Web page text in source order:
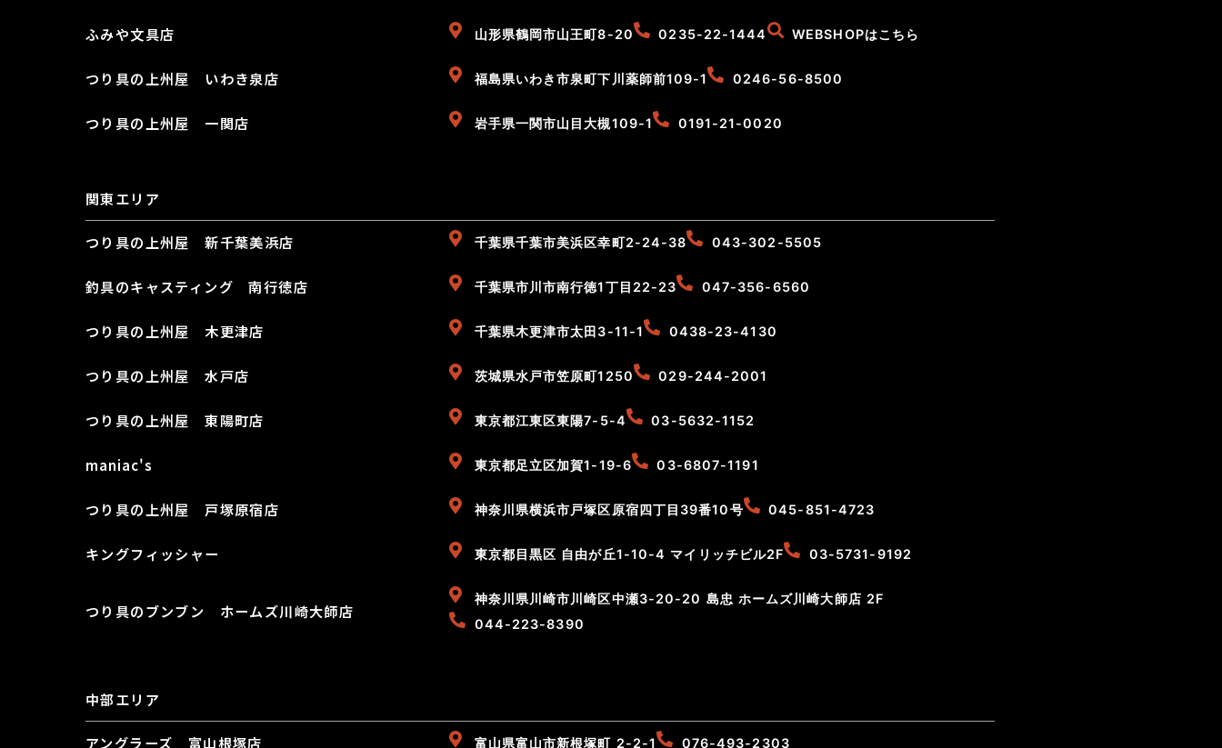
ふみや文具店 山形県鶴岡市山王町8-20 0235-22-1444 WEBSHOPはこちら
つり具の上州屋 いわき泉店 福島県いわき市泉町下川薬師前109-1 0246-56-8500
つり具の上州屋 一関店 岩手県一関市山目大槻109-1 0191-21-0020
関東エリア
つり具の上州屋 新千葉美浜店 千葉県千葉市美浜区幸町2-24-38 043-302-5505
釣具のキャスティング 南行徳店 千葉県市川市南行徳1丁目22-23 047-356-6560
つり具の上州屋 木更津店 千葉県木更津市太田3-11-1 0438-23-4130
つり具の上州屋 水戸店 茨城県水戸市笠原町1250 029-244-2001
つり具の上州屋 東陽町店 東京都江東区東陽7-5-4 03-5632-1152
maniac's 東京都足立区加賀1-19-6 03-6807-1191
つり具の上州屋 戸塚原宿店 神奈川県横浜市戸塚区原宿四丁目39番10号 045-851-4723
キングフィッシャー 東京都目黒区 自由が丘1-10-4 マイリッチビル2F 03-5731-9192
つり具のブンブン ホームズ川崎大師店
神奈川県川崎市川崎区中瀬3-20-20 島忠 ホームズ川崎大師店 2F
044-223-8390
中部エリア
アングラーズ 富山根塚店 富山県富山市新根塚町 2-2-1 076-493-2303